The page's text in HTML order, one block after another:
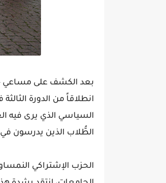
بعد الكشف على مساعي
انطلاقاً من الدورة
السياسي الذي يرى فيه
الطُّلاب الذين يدرسون